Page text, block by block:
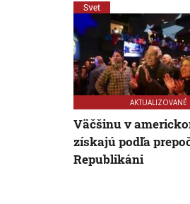
Svet
AKTUALIZOVANÉ
Väčšinu v
získajú podľa
Republikáni